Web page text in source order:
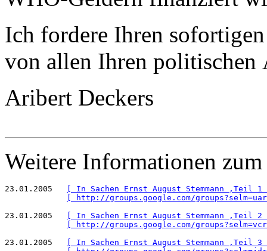
Ich fordere Ihren
von allen Ihren politischen
Aribert Deckers
Weitere Informationen
23.01.2005
[ In Sachen Ernst August
[ http://groups.google.com/
23.01.2005
[ In Sachen Ernst August
[ http://groups.google.com/
23.01.2005
[ In Sachen Ernst August